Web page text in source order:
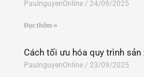
PaulnguyenOnline 24/09/2025
Đọc thêm »
Cách tối ưu hóa quy trình
PaulnguyenOnline 23/09/2025